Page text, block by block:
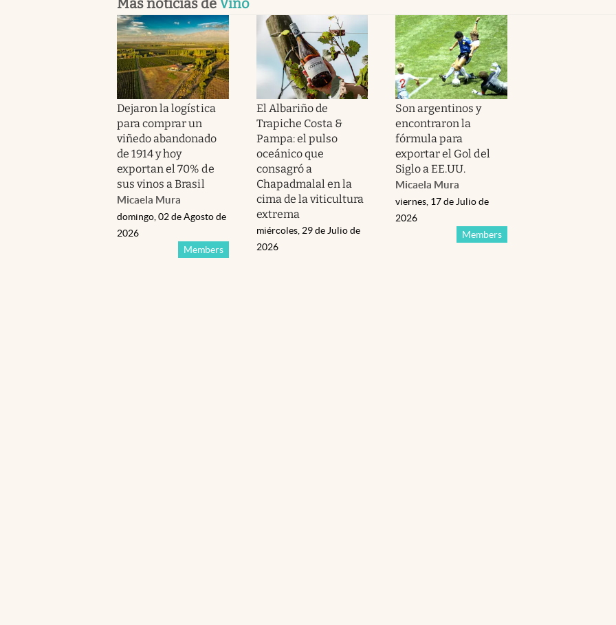
Dejaron la logística
para comprar un
viñedo abandonado
de 1914 y hoy
exportan el 70% de
sus vinos a Brasil
Micaela Mura
Members
domingo, 02 de Agosto de
2026
El Albariño de
Trapiche Costa &
Pampa: el pulso
oceánico que
consagró a
Chapadmalal en la
cima de la viticultura
extrema
miércoles, 29 de Julio de
2026
Son argentinos y
encontraron la
fórmula para
exportar el Gol del
Siglo a EE.UU.
Micaela Mura
Members
viernes, 17 de Julio de
2026